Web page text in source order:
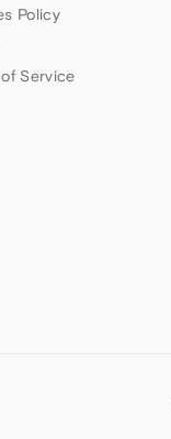
Policy
of Service